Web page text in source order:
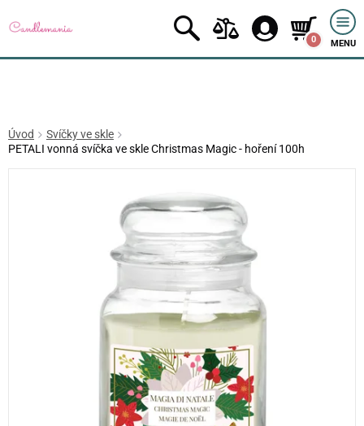
0 MENU
Úvod
Svíčky ve skle
PETALI vonná svíčka ve skle Christmas Magic - hoření 100h